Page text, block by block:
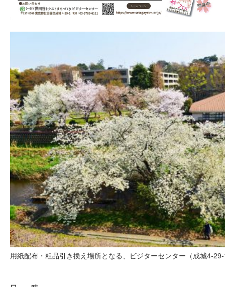
用紙配布・粗品引き換え場所となる、ビジターセンター（成城4-